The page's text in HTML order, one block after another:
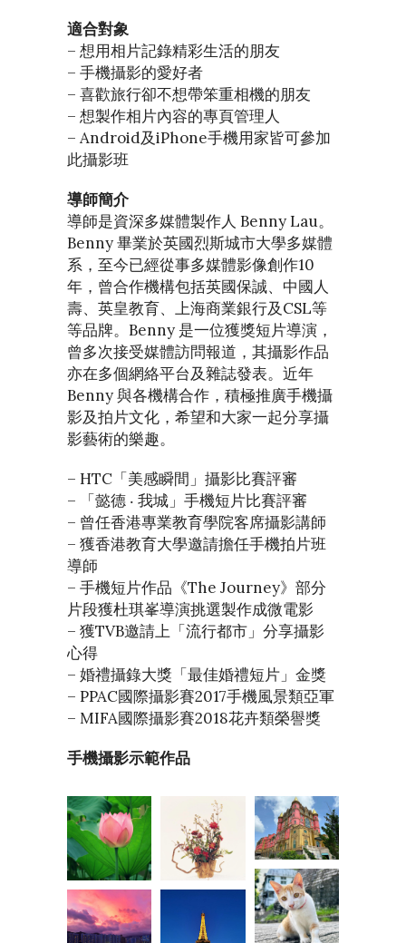
適合對象
– 想用相片記錄精彩生活的朋友
– 手機攝影的愛好者
– 喜歡旅行卻不想帶笨重相機的朋友
– 想製作相片內容的專頁管理人
– Android及iPhone手機用家皆可參加
此攝影班
導師簡介
導師是資深多媒體製作人 Benny Lau。
Benny 畢業於英國烈斯城市大學多媒體
系，至今已經從事多媒體影像創作10
年，曾合作機構包括英國保誠、中國人
壽、英皇教育、上海商業銀行及CSL等
等品牌。Benny 是一位獲獎短片導演，
曾多次接受媒體訪問報道，其攝影作品
亦在多個網絡平台及雜誌發表。近年
Benny 與各機構合作，積極推廣手機攝
影及拍片文化，希望和大家一起分享攝
影藝術的樂趣。
– HTC「美感瞬間」攝影比賽評審
– 「懿德 ‧ 我城」手機短片比賽評審
– 曾任香港專業教育學院客席攝影講師
– 獲香港教育大學邀請擔任手機拍片班
導師
– 手機短片作品《The Journey》部分
片段獲杜琪峯導演挑選製作成微電影
– 獲TVB邀請上「流行都市」分享攝影
心得
– 婚禮攝錄大獎「最佳婚禮短片」金獎
– PPAC國際攝影賽2017手機風景類亞軍
– MIFA國際攝影賽2018花卉類榮譽獎
手機攝影示範作品